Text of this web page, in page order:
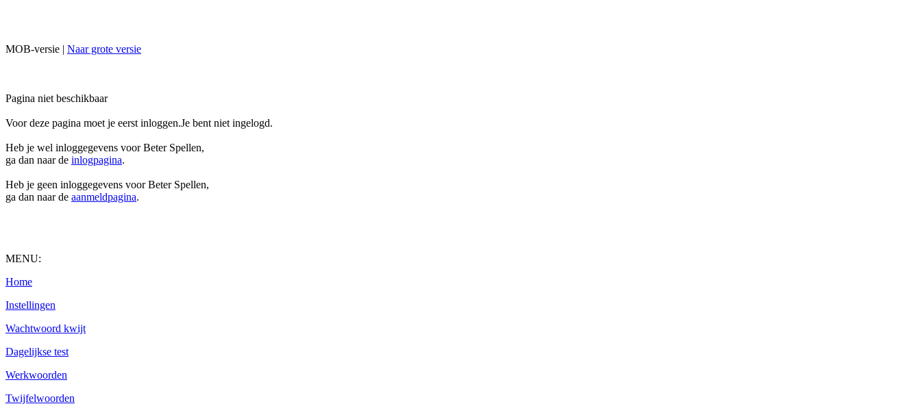
MOB-versie | Naar grote versie
Pagina niet beschikbaar
Voor deze pagina moet je eerst inloggen.Je bent niet ingelogd.
Heb je wel inloggegevens voor Beter Spellen,
ga dan naar de inlogpagina.
Heb je geen inloggegevens voor Beter Spellen,
ga dan naar de aanmeldpagina.
MENU:
Home
Instellingen
Wachtwoord kwijt
Dagelijkse test
Werkwoorden
Twijfelwoorden